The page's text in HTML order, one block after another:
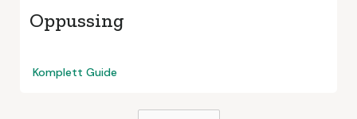
Oppussing
Komplett Guide